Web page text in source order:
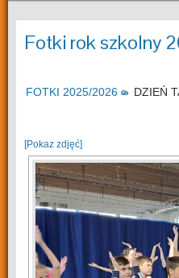
Fotki rok szkolny
FOTKI 2025/2026 » DZIEŃ
[Pokaz zdjęć]